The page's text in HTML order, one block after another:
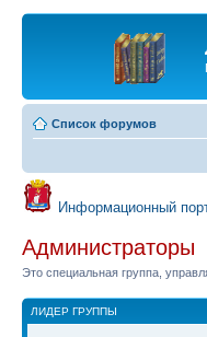
Список форумов
Информационный
Администраторы
Это специальная группа,
ЛИДЕР ГРУППЫ